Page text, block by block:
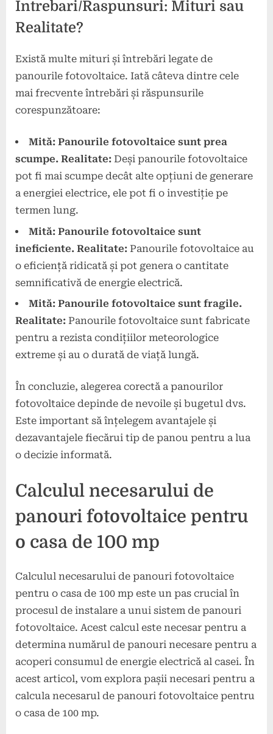
Intrebari/Raspunsuri: Mituri sau
Realitate?
Există multe mituri și întrebări legate de
panourile fotovoltaice. Iată câteva dintre cele
mai frecvente întrebări și răspunsurile
corespunzătoare:
Mită: Panourile fotovoltaice sunt prea
scumpe. Realitate: Deși panourile fotovoltaice
pot fi mai scumpe decât alte opțiuni de generare
a energiei electrice, ele pot fi o investiție pe
termen lung.
Mită: Panourile fotovoltaice sunt
ineficiente. Realitate: Panourile fotovoltaice au
o eficiență ridicată și pot genera o cantitate
semnificativă de energie electrică.
Mită: Panourile fotovoltaice sunt fragile.
Realitate: Panourile fotovoltaice sunt fabricate
pentru a rezista condițiilor meteorologice
extreme și au o durată de viață lungă.
În concluzie, alegerea corectă a panourilor
fotovoltaice depinde de nevoile și bugetul dvs.
Este important să înțelegem avantajele și
dezavantajele fiecărui tip de panou pentru a lua
o decizie informată.
Calculul necesarului de
panouri fotovoltaice pentru
o casa de 100 mp
Calculul necesarului de panouri fotovoltaice
pentru o casa de 100 mp este un pas crucial în
procesul de instalare a unui sistem de panouri
fotovoltaice. Acest calcul este necesar pentru a
determina numărul de panouri necesare pentru a
acoperi consumul de energie electrică al casei. În
acest articol, vom explora pașii necesari pentru a
calcula necesarul de panouri fotovoltaice pentru
o casa de 100 mp.